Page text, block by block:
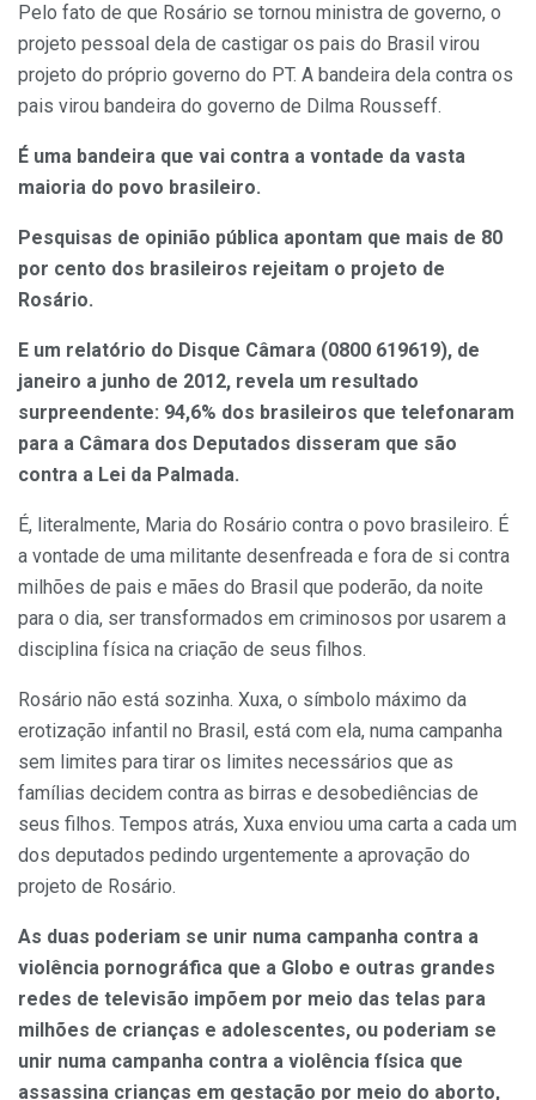
Pelo fato de que Rosário se tornou ministra de governo, o
projeto pessoal dela de castigar os pais do Brasil virou
projeto do próprio governo do PT. A bandeira dela contra os
pais virou bandeira do governo de Dilma Rousseff.
É uma bandeira que vai contra a vontade da vasta
maioria do povo brasileiro.
Pesquisas de opinião pública apontam que mais de 80
por cento dos brasileiros rejeitam o projeto de
Rosário.
E um relatório do Disque Câmara (0800 619619), de
janeiro a junho de 2012, revela um resultado
surpreendente: 94,6% dos brasileiros que telefonaram
para a Câmara dos Deputados disseram que são
contra a Lei da Palmada.
É, literalmente, Maria do Rosário contra o povo brasileiro. É
a vontade de uma militante desenfreada e fora de si contra
milhões de pais e mães do Brasil que poderão, da noite
para o dia, ser transformados em criminosos por usarem a
disciplina física na criação de seus filhos.
Rosário não está sozinha. Xuxa, o símbolo máximo da
erotização infantil no Brasil, está com ela, numa campanha
sem limites para tirar os limites necessários que as
famílias decidem contra as birras e desobediências de
seus filhos. Tempos atrás, Xuxa enviou uma carta a cada um
dos deputados pedindo urgentemente a aprovação do
projeto de Rosário.
As duas poderiam se unir numa campanha contra a
violência pornográfica que a Globo e outras grandes
redes de televisão impõem por meio das telas para
milhões de crianças e adolescentes, ou poderiam se
unir numa campanha contra a violência física que
assassina crianças em gestação por meio do aborto,